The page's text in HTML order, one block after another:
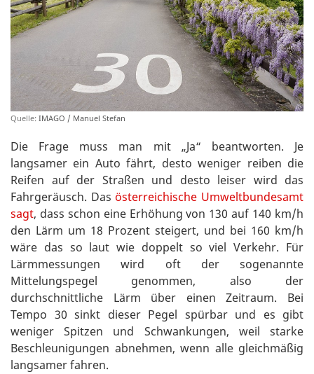
Quelle: IMAGO / Manuel Stefan
Die Frage muss man mit „Ja“ beantworten. Je
langsamer ein Auto fährt, desto weniger reiben die
Reifen auf der Straßen und desto leiser wird das
Fahrgeräusch. Das österreichische Umweltbundesamt
sagt, dass schon eine Erhöhung von 130 auf 140 km/h
den Lärm um 18 Prozent steigert, und bei 160 km/h
wäre das so laut wie doppelt so viel Verkehr. Für
Lärmmessungen wird oft der sogenannte
Mittelungspegel genommen, also der
durchschnittliche Lärm über einen Zeitraum. Bei
Tempo 30 sinkt dieser Pegel spürbar und es gibt
weniger Spitzen und Schwankungen, weil starke
Beschleunigungen abnehmen, wenn alle gleichmäßig
langsamer fahren.